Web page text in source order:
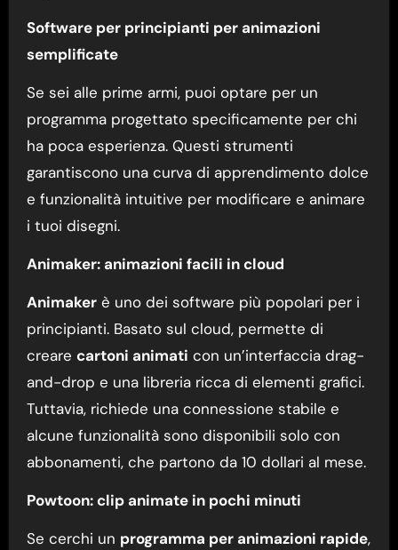
Software per principianti per animazioni
semplificate
Se sei alle prime armi, puoi optare per un
programma progettato specificamente per chi
ha poca esperienza. Questi strumenti
garantiscono una curva di apprendimento dolce
e funzionalità intuitive per modificare e animare
i tuoi disegni.
Animaker: animazioni facili in cloud
Animakerè uno dei software più popolari per i
principianti. Basato sul cloud, permette di
creare cartoni animati con un’interfaccia drag-
and-drop e una libreria ricca di elementi grafici.
Tuttavia, richiede una connessione stabile e
alcune funzionalità sono disponibili solo con
abbonamenti, che partono da 10 dollari al mese.
Powtoon: clip animate in pochi minuti
Se cerchi un programma per animazioni rapide,